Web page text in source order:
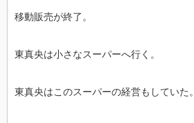
移動販売が終了。
東真央は小さなスーパーへ行く。
東真央はこのスーパーの経営もしていた。